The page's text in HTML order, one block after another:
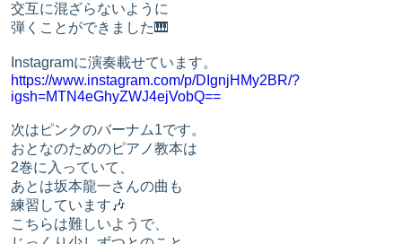
交互に混ざらないように
弾くことができました🎹
Instagramに演奏載せています。
https://www.instagram.com/p/DIgnjHMy2BR/?
igsh=MTN4eGhyZWJ4ejVobQ==
次はピンクのバーナム1です。
おとなのためのピアノ教本は
2巻に入っていて、
あとは坂本龍一さんの曲も
練習しています🎶
こちらは難しいようで、